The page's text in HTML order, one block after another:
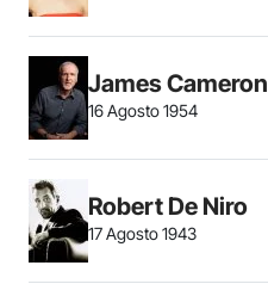
James Cameron
16 Agosto 1954
Robert De Niro
17 Agosto 1943